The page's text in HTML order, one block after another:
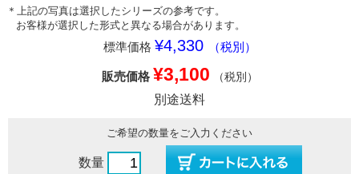
＊上記の写真は選択したシリーズの参考です。
お客様が選択した形式と異なる場合があります。
標準価格 ¥4,330 （税別）
販売価格 ¥3,100 （税別）
別途送料
ご希望の数量をご入力ください
数量